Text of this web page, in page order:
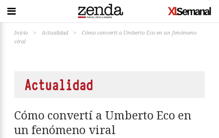
Inicio > Actualidad >
Cómo convertí a Umberto Eco en un fenómeno
viral
Actualidad
Cómo convertí a Umberto Eco en
un fenómeno viral